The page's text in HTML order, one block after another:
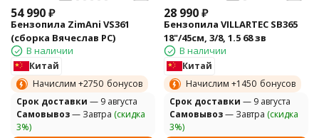
54 990₽
Бензопила ZimAni VS361
(сборка Вячеслав РС)
В наличии
Китай
Начислим +2750 бонусов
Cрок доставки — 9 августа
Самовывоз— Завтра (скидка
3%)
28 990₽
Бензопила VILLARTEC SB365
18"/45см, 3/8, 1.5 68 зв
В наличии
Китай
Начислим +1450 бонусов
Cрок доставки — 9 августа
Самовывоз— Завтра (скидка
3%)